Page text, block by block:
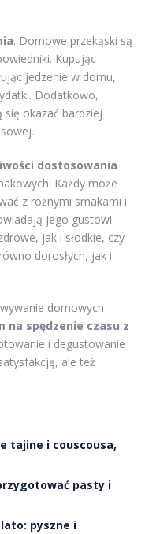
. Domowe przekąski są
Kupując
jedzenie w domu,
Dodatkowo,
się okazać bardziej
dostosowania
Każdy może
z różnymi smakami i
jego gustowi.
jak i słodkie, czy
dorosłych, jak i
domowych
na spędzenie czasu z
i degustowanie
ale też
tajine i couscousa,
pasty i
pyszne i